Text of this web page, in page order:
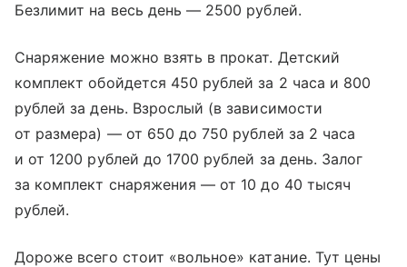
Безлимит на весь день — 2500 рублей.
Снаряжение можно взять в прокат. Детский
комплект обойдется 450 рублей за 2 часа и 800
рублей за день. Взрослый (в зависимости
от размера) — от 650 до 750 рублей за 2 часа
и от 1200 рублей до 1700 рублей за день. Залог
за комплект снаряжения — от 10 до 40 тысяч
рублей.
Дороже всего стоит «вольное» катание. Тут цены